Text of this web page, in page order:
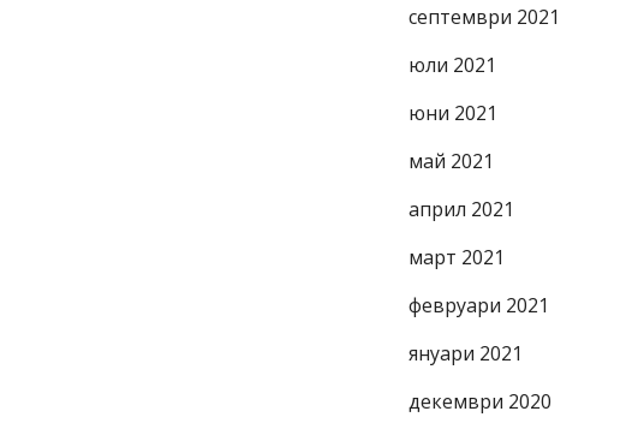
септември 2021
юли 2021
юни 2021
май 2021
април 2021
март 2021
февруари 2021
януари 2021
декември 2020